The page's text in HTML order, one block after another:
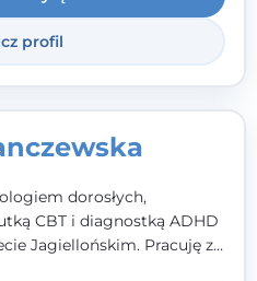
profil
dorosłych,
CBT i diagnostką ADHD
Jagiellońskim. Pracuję z
i dziećmi, opierając